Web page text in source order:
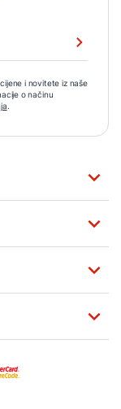
i novitete iz naše
o načinu
.